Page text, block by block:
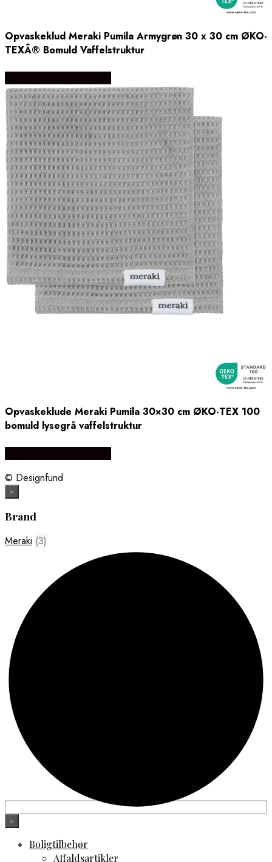
Opvaskeklud Meraki Pumila Armygrøn 30 x 30 cm ØKO-
TEXÂ® Bomuld Vaffelstruktur
Opvaskeklude Meraki Pumila 30×30 cm ØKO-TEX 100
bomuld lysegrå vaffelstruktur
© Designfund
×
Brand
Meraki (3)
×
Boligtilbehør
Affaldsartikler